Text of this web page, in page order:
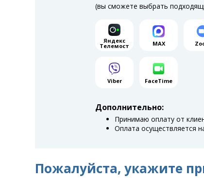
(вы сможете выбрать
Яндекс
Телемост MAX
Viber FaceTime
Дополнительно:
Принимаю оплату от
Оплата осуществляется
Пожалуйста, укажите